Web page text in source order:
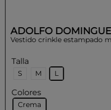
ADOLFO
Vestido crinkle estampado
Talla
S M L
Colores
Crema